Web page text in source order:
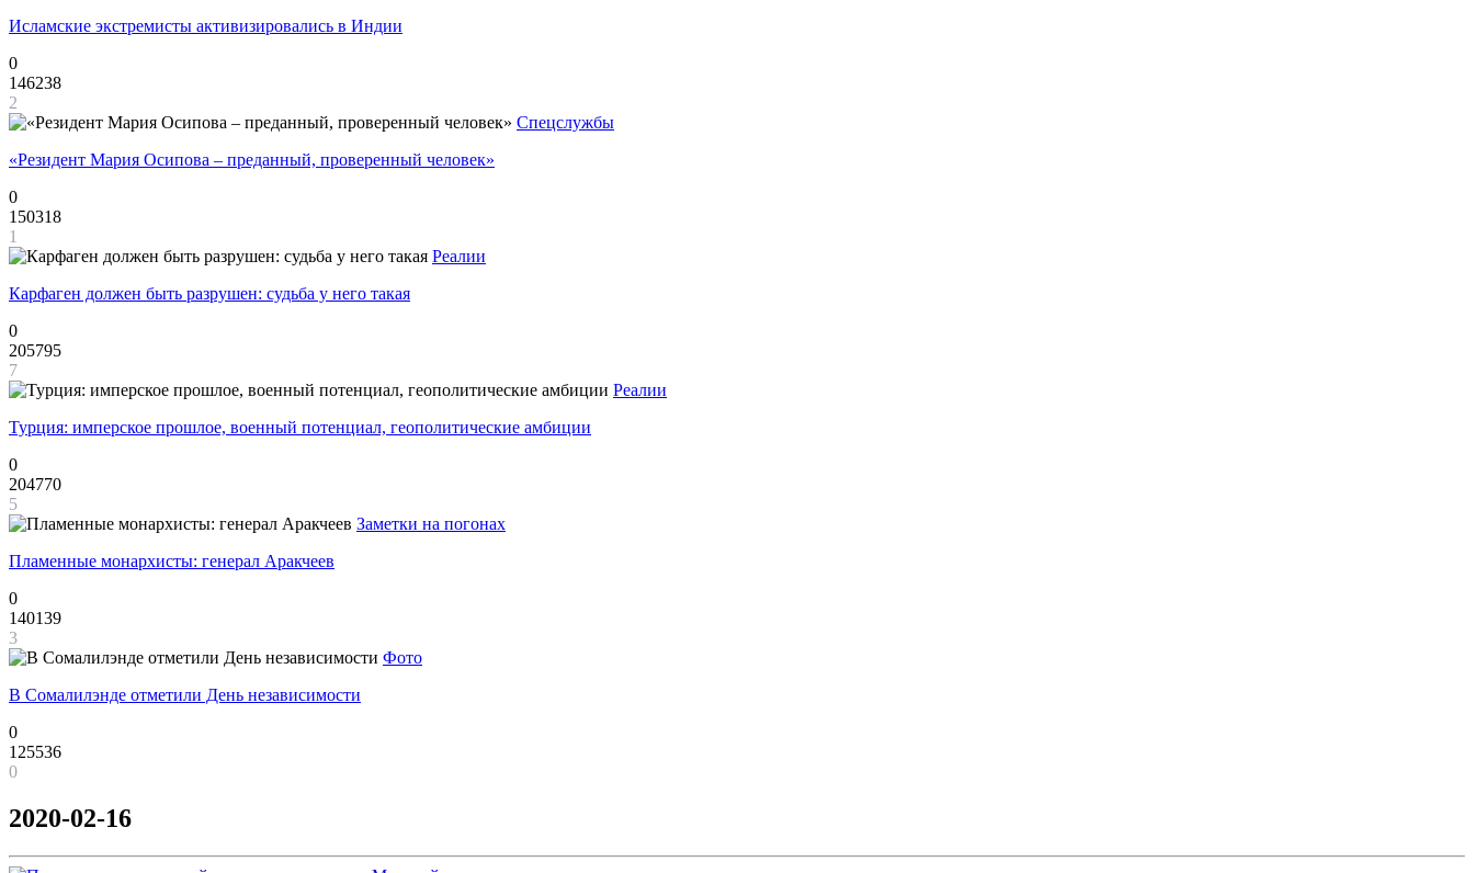
Исламские экстремисты активизировались в Индии
0
146238
2
Спецслужбы
«Резидент Мария Осипова – преданный, проверенный человек»
0
150318
1
Реалии
Карфаген должен быть разрушен: судьба у него такая
0
205795
7
Реалии
Турция: имперское прошлое, военный потенциал, геополитические амбиции
0
204770
5
Заметки на погонах
Пламенные монархисты: генерал Аракчеев
0
140139
3
Фото
В Сомалилэнде отметили День независимости
0
125536
0
2020-02-16